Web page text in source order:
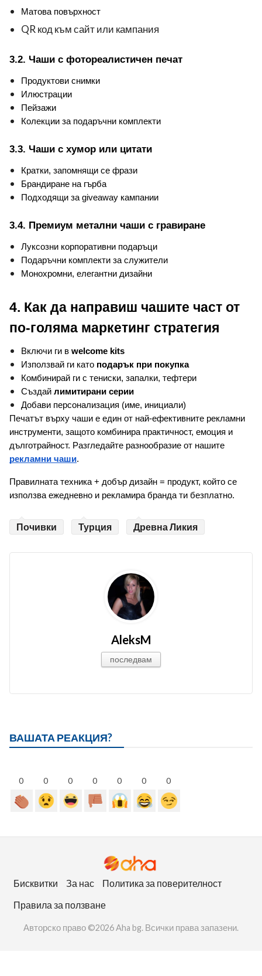
Матова повърхност
QR код към сайт или кампания
3.2. Чаши с фотореалистичен печат
Продуктови снимки
Илюстрации
Пейзажи
Колекции за подаръчни комплекти
3.3. Чаши с хумор или цитати
Кратки, запомнящи се фрази
Брандиране на гърба
Подходящи за giveaway кампании
3.4. Премиум метални чаши с гравиране
Луксозни корпоративни подаръци
Подаръчни комплекти за служители
Монохромни, елегантни дизайни
4. Как да направиш чашите част от
по-голяма маркетинг стратегия
Включи ги в welcome kits
Използвай ги като подарък при покупка
Комбинирай ги с тениски, запалки, тефтери
Създай лимитирани серии
Добави персонализация (име, инициали)
Печатът върху чаши е един от най-ефективните рекламни
инструменти, защото комбинира практичност, емоция и
рекламни чаши.
Правилната техника + добър дизайн = продукт, който се
използва ежедневно и рекламира бранда ти безплатно.
Почивки Турция Древна Ликия
AleksM
последвам
ВАШАТА РЕАКЦИЯ?
0 0 0 0 0 0 0
Бисквитки За нас
Политика за поверителност
Правила за ползване
Авторско право ©2026 Aha bg. Всички права запазени.